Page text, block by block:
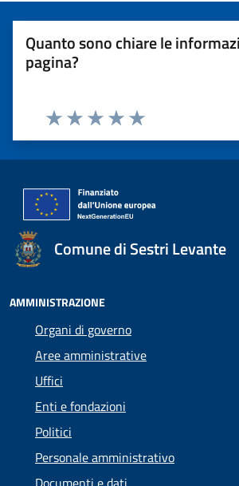
Quanto sono chiare le
pagina?
Valuta 5 stelle su 5
Valuta 4 stelle su 5
Valuta 3 stelle su 5
Valuta 2 stelle su 5
Valuta 1 stelle su 5
Comune di Sestri Levante
AMMINISTRAZIONE
Organi di governo
Aree amministrative
Uffici
Enti e fondazioni
Politici
Personale amministrativo